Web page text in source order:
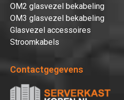
OM2 glasvezel bekabeling
OM3 glasvezel bekabeling
Glasvezel accessoires
Stroomkabels
Contactgegevens